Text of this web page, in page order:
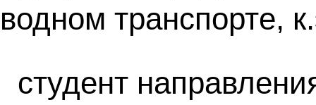
водном транспорте,
студент